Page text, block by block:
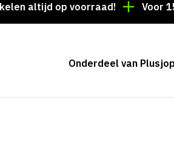
op voorraad! Voor 15:00
Onderdeel van Plusjop